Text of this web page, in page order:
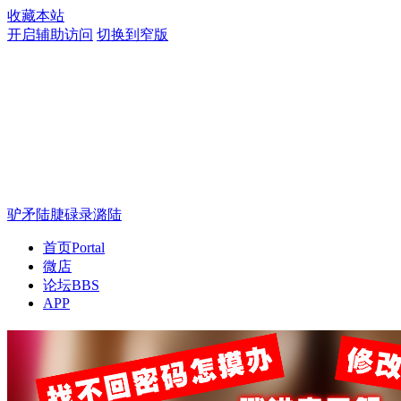
收藏本站
开启辅助访问 切换到窄版
驴矛陆脻碌录潞陆
首页Portal
微店
论坛BBS
APP